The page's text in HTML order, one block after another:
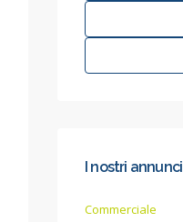
I nostri annunci
Commerciale